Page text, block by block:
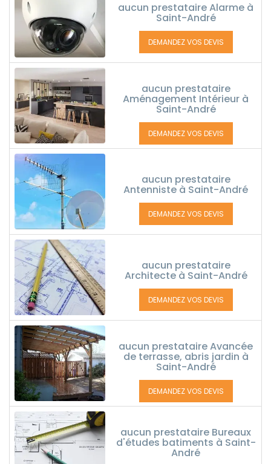
aucun prestataire Alarme à
Saint-André
DEMANDEZ VOS DEVIS
aucun prestataire
Aménagement Intérieur à
Saint-André
DEMANDEZ VOS DEVIS
aucun prestataire
Antenniste à Saint-André
DEMANDEZ VOS DEVIS
aucun prestataire
Architecte à Saint-André
DEMANDEZ VOS DEVIS
aucun prestataire Avancée
de terrasse, abris jardin à
Saint-André
DEMANDEZ VOS DEVIS
aucun prestataire Bureaux
d'études batiments à Saint-
André